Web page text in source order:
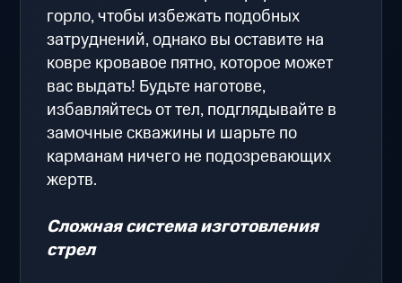
горло, чтобы избежать подобных
затруднений, однако вы оставите на
ковре кровавое пятно, которое может
вас выдать! Будьте наготове,
избавляйтесь от тел, подглядывайте в
замочные скважины и шарьте по
карманам ничего не подозревающих
жертв.
Сложная система изготовления
стрел